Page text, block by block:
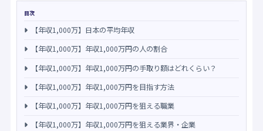
目次
【年収1,000万】日本の平均年収
【年収1,000万】年収1,000万円の人の割合
【年収1,000万】年収1,000万円の手取り額はどれくらい？
【年収1,000万】年収1,000万円を目指す方法
【年収1,000万】年収1,000万円を狙える職業
【年収1,000万】年収1,000万円を狙える業界・企業